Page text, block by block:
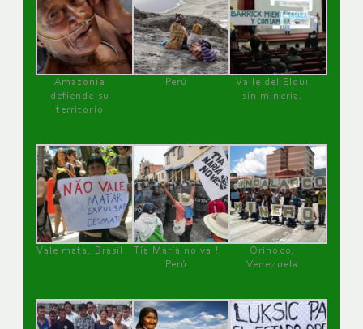
Amazonía
defiende su
territorio
Perú
Valle del Elqui
sin minería.
Vale mata, Brasil
Tía María no va !
Perú
Orinoco,
Venezuela